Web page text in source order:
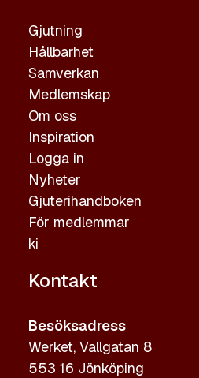
Gjutning
Hållbarhet
Samverkan
Medlemskap
Om oss
Inspiration
Logga in
Nyheter
Gjuterihandboken
För medlemmar
ki
Kontakt
Besöksadress
Werket, Vallgatan 8
553 16 Jönköping